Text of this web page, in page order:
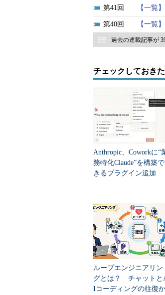
ピンプラグ／ピンジャ
タイプのコネクタ。
光角型プラグ
光角型プラグ／光角
「光角型プラグ
するための光ケー
もよく搭載されて
41 【一覧
40 【一覧
過去の連載記事が
チェックしておき
Anthropic、Coworkに“
務特化Claude”を構築で
きるプラグイン追加
ループエンジニアリン
グとは？ チャットと
Iコーディングの往復か